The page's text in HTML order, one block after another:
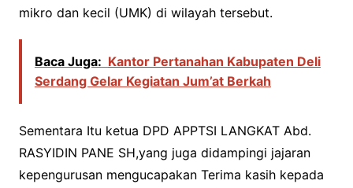
mikro dan kecil (UMK) di wilayah tersebut.
Baca Juga: Kantor Pertanahan Kabupaten Deli
Serdang Gelar Kegiatan Jum’at Berkah
Sementara Itu ketua DPD APPTSI LANGKAT Abd.
RASYIDIN PANE SH,yang juga didampingi jajaran
kepengurusan mengucapakan Terima kasih kepada